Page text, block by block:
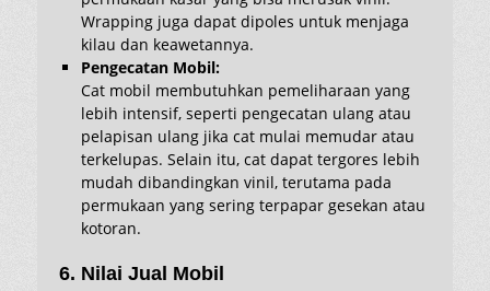
Wrapping juga dapat dipoles untuk menjaga
kilau dan keawetannya.
Pengecatan Mobil:
Cat mobil membutuhkan pemeliharaan yang
lebih intensif, seperti pengecatan ulang atau
pelapisan ulang jika cat mulai memudar atau
terkelupas. Selain itu, cat dapat tergores lebih
mudah dibandingkan vinil, terutama pada
permukaan yang sering terpapar gesekan atau
kotoran.
6. Nilai Jual Mobil